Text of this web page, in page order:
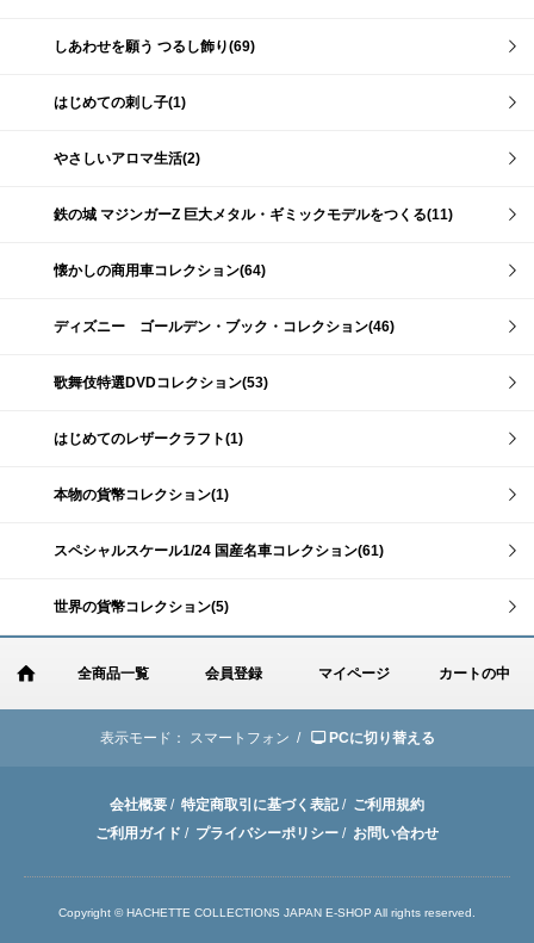
しあわせを願う つるし飾り(69)
はじめての刺し子(1)
やさしいアロマ生活(2)
鉄の城 マジンガーZ 巨大メタル・ギミックモデルをつくる(11)
懐かしの商用車コレクション(64)
ディズニー ゴールデン・ブック・コレクション(46)
歌舞伎特選DVDコレクション(53)
はじめてのレザークラフト(1)
本物の貨幣コレクション(1)
スペシャルスケール1/24 国産名車コレクション(61)
世界の貨幣コレクション(5)
全商品一覧 会員登録 マイページ カートの中
表示モード： スマートフォン / PCに切り替える
会社概要 / 特定商取引に基づく表記/ ご利用規約
ご利用ガイド / プライバシーポリシー / お問い合わせ
Copyright © HACHETTE COLLECTIONS JAPAN E-SHOP All rights reserved.